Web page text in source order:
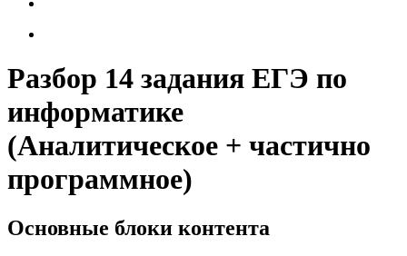
Разбор 14 задания ЕГЭ по
информатике
(Аналитическое + частично
программное)
Основные блоки контента